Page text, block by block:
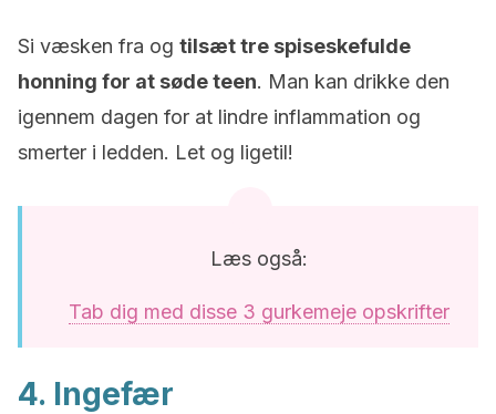
Si væsken fra og tilsæt tre spiseskefulde
honning for at søde teen. Man kan drikke den
igennem dagen for at lindre inflammation og
smerter i ledden. Let og ligetil!
Læs også:
Tab dig med disse 3 gurkemeje opskrifter
4. Ingefær